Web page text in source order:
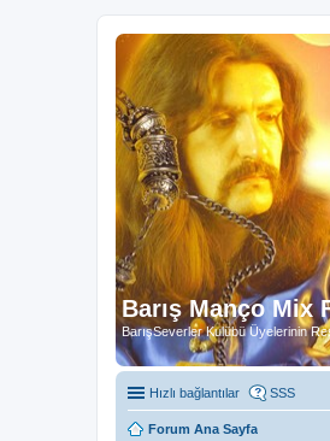
Barış Manço Mix
BarışSeverler Kulübü Üyelerinin
Hızlı bağlantılar SSS
Forum Ana Sayfa